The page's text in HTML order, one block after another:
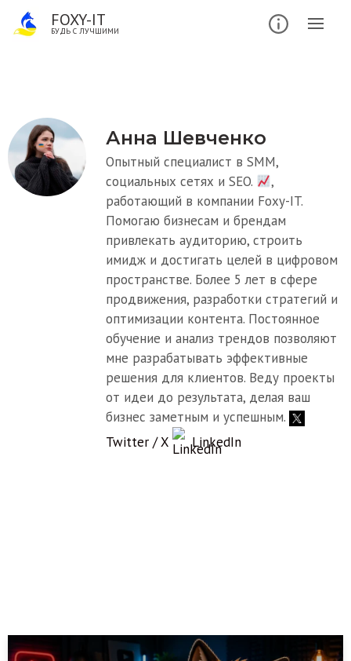
FOXY-IT
БУДЬ С ЛУЧШИМИ
Анна Шевченко
Опытный специалист в SMM,
социальных сетях и SEO.
,
работающий в компании Foxy-IT.
Помогаю бизнесам и брендам
привлекать аудиторию, строить
имидж и достигать целей в цифровом
пространстве. Более 5 лет в сфере
продвижения, разработки стратегий и
оптимизации контента. Постоянное
обучение и анализ трендов позволяют
мне разрабатывать эффективные
решения для клиентов. Веду проекты
от идеи до результата, делая ваш
бизнес заметным и успешным.
Twitter / X
LinkedIn